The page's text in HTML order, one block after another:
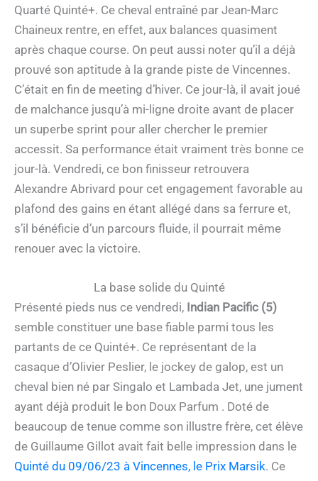
Quarté Quinté+. Ce cheval entraîné par Jean-Marc
Chaineux rentre, en effet, aux balances quasiment
après chaque course. On peut aussi noter qu’il a déjà
prouvé son aptitude à la grande piste de Vincennes.
C’était en fin de meeting d’hiver. Ce jour-là, il avait joué
de malchance jusqu’à mi-ligne droite avant de placer
un superbe sprint pour aller chercher le premier
accessit. Sa performance était vraiment très bonne ce
jour-là. Vendredi, ce bon finisseur retrouvera
Alexandre Abrivard pour cet engagement favorable au
plafond des gains en étant allégé dans sa ferrure et,
s’il bénéficie d’un parcours fluide, il pourrait même
renouer avec la victoire.
La base solide du Quinté
Présenté pieds nus ce vendredi, Indian Pacific (5)
semble constituer une base fiable parmi tous les
partants de ce Quinté+. Ce représentant de la
casaque d’Olivier Peslier, le jockey de galop, est un
cheval bien né par Singalo et Lambada Jet, une jument
ayant déjà produit le bon Doux Parfum . Doté de
beaucoup de tenue comme son illustre frère, cet élève
de Guillaume Gillot avait fait belle impression dans le
Quinté du 09/06/23 à Vincennes, le Prix Marsik. Ce